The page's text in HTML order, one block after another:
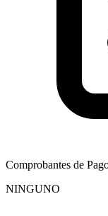
Comprobantes de
NINGUNO